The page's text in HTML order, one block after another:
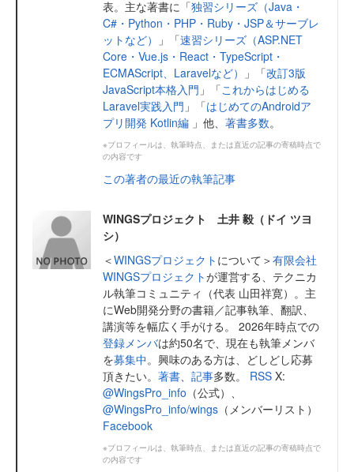
表。主な著書に「独習シリーズ（Java・
C#・Python・PHP・Ruby・JSP＆サーブレ
ットなど）
」「速習シリーズ（ASP.NET
Core・Vue.js・React・TypeScript・
ECMAScript、Laravelなど）
」「改訂3版
JavaScript本格入門 」「これからはじめる
Laravel実践入門 」「はじめてのAndroidア
プリ開発 Kotlin編 」他、 著書多数。
※プロフィールは、執筆時点、または直近の記事の寄稿時点で
の内容です
この著者の最近の執筆記事
WINGSプロジェクト 土井 毅（ドイ ツヨ
シ）
＜WINGSプロジェクト について＞有限会社
WINGSプロジェクトが運営する、テクニカ
ル執筆コミュニティ（代表 山田祥寛）。主
にWeb開発分野の書籍／記事執筆、翻訳、
講演等を幅広く手がける。 2026年時点での
登録メンバは約50名で、現在も執筆メンバ
を募集中。興味のある方は、どしどし応募
頂きたい。 著書 記事多数。 RSS X:
@WingsPro_info （公式）、
@WingsPro_info/wings （メンバーリスト）
Facebook
※プロフィールは、執筆時点、または直近の記事の寄稿時点で
の内容です